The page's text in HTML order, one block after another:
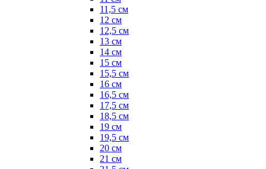
11,5 см
12 см
12,5 см
13 см
14 см
15 см
15,5 см
16 см
16,5 см
17,5 см
18,5 см
19 см
19,5 см
20 см
21 см